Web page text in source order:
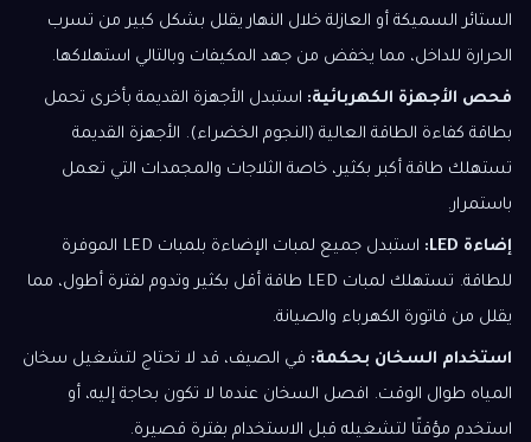
الستائر السميكة أو العازلة خلال النهار يقلل بشكل كبير من تسرب
الحرارة للداخل، مما يخفض من جهد المكيفات وبالتالي استهلاكها.
فحص الأجهزة الكهربائية: استبدل الأجهزة القديمة بأخرى تحمل
بطاقة كفاءة الطاقة العالية (النجوم الخضراء). الأجهزة القديمة
تستهلك طاقة أكبر بكثير، خاصة الثلاجات والمجمدات التي تعمل
باستمرار.
إضاءة LED:
استبدل جميع لمبات الإضاءة بلمبات LED الموفرة
للطاقة. تستهلك لمبات LED طاقة أقل بكثير وتدوم لفترة أطول، مما
يقلل من فاتورة الكهرباء والصيانة.
استخدام السخان بحكمة: في الصيف، قد لا تحتاج لتشغيل سخان
المياه طوال الوقت. افصل السخان عندما لا تكون بحاجة إليه، أو
استخدم مؤقتًا لتشغيله قبل الاستخدام بفترة قصيرة.